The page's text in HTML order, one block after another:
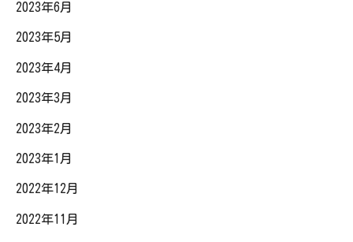
2023年6月
2023年5月
2023年4月
2023年3月
2023年2月
2023年1月
2022年12月
2022年11月